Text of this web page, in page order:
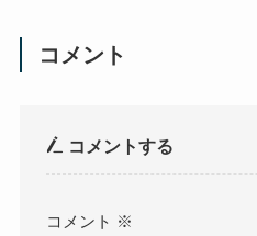
コメント
コメントする
コメント ※